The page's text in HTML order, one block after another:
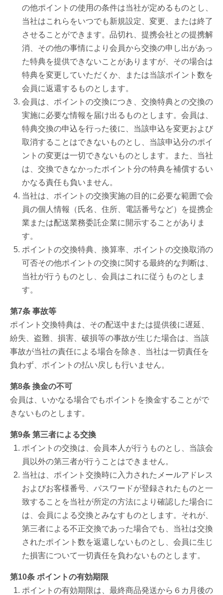
の他ポイントの使用の条件は当社が定めるものとし、
当社はこれらをいつでも新規設定、変更、または終了
させることができます。品切れ、提携会社との提携解
消、その他の事情により会員から交換の申し出があっ
た特典を提供できないことがありますが、その場合は
特典を変更していただくか、または当該ポイント数を
会員に返還するものとします。
会員は、ポイントの交換につき、交換特典との交換の
実施に必要な情報を届け出るものとします。会員は、
特典交換の申込を行った後に、当該申込を変更および
取消することはできないものとし、当該申込分のポイ
ントの変更は一切できないものとします。また、当社
は、交換できなかったポイント分の特典を補償するい
かなる責任も負いません。
当社は、ポイントの交換実施の目的に必要な範囲で会
員の個人情報（氏名、住所、電話番号など）を提携企
業または配送業務委託企業に開示することがありま
す。
ポイントの交換特典、換算率、ポイントの交換取消の
可否その他ポイントの交換に関する最終的な判断は、
当社が行うものとし、会員はこれに従うものとしま
す。
第7条 事故等
ポイント交換特典は、その配送中または提供後に遅延、
紛失、盗難、損害、破損等の事故が生じた場合は、当該
事故が当社の責任による場合を除き、当社は一切責任を
負わず、ポイントの払い戻しも行いません。
第8条 換金の不可
会員は、いかなる場合でもポイントを換金することがで
きないものとします。
第9条 第三者による交換
ポイントの交換は、会員本人が行うものとし、当該会
員以外の第三者が行うことはできません。
当社は、ポイント交換時に入力されたメールアドレス
およびお客様番号、パスワードが登録されたものと一
致することを当社が所定の方法により確認した場合に
は、会員による交換とみなすものとします。それが、
第三者による不正交換であった場合でも、当社は交換
されたポイント数を返還しないものとし、会員に生じ
た損害について一切責任を負わないものとします。
第10条 ポイントの有効期限
ポイントの有効期限は、最終商品発送から６カ月後の